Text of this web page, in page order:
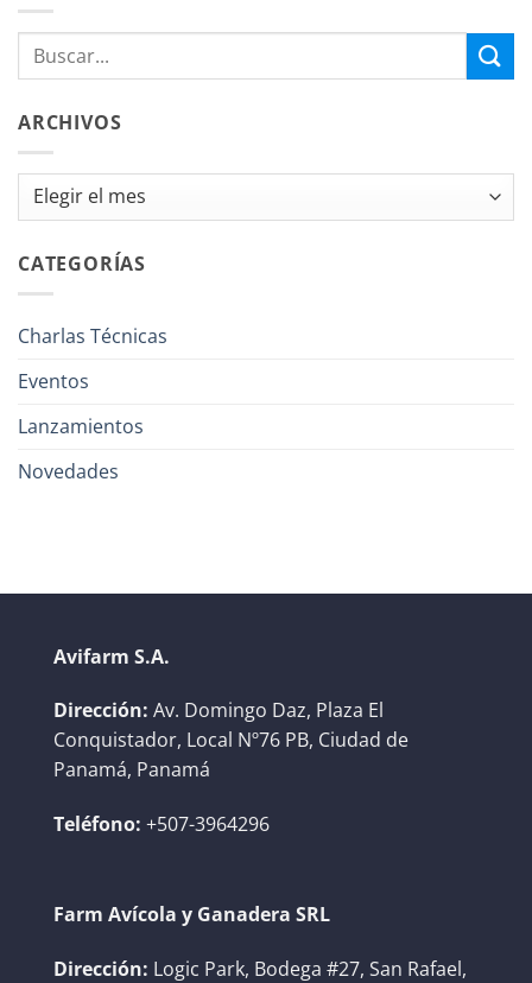
ARCHIVOS
Archivos
CATEGORÍAS
Charlas Técnicas
Eventos
Lanzamientos
Novedades
Avifarm S.A.
Dirección: Av. Domingo Daz, Plaza El
Conquistador, Local Nº76 PB, Ciudad de
Panamá, Panamá
Teléfono: +507-3964296
Farm Avícola y Ganadera SRL
Dirección: Logic Park, Bodega #27, San Rafael,